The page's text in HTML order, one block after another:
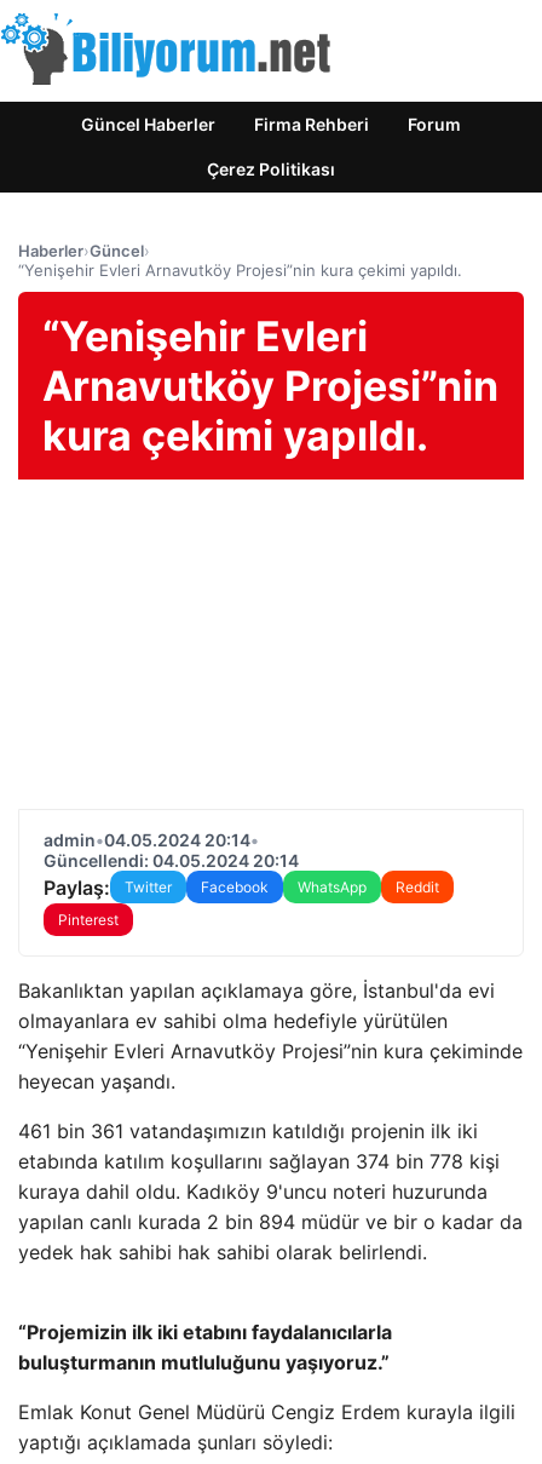
Güncel Haberler Firma Rehberi Forum
Çerez Politikası
Haberler›Güncel›
“Yenişehir Evleri Arnavutköy Projesi”nin kura çekimi yapıldı.
“Yenişehir Evleri
Arnavutköy Projesi”nin
kura çekimi yapıldı.
admin•04.05.2024 20:14•
Güncellendi: 04.05.2024 20:14
Paylaş: Twitter Facebook WhatsApp
Reddit
Pinterest
Bakanlıktan yapılan açıklamaya göre, İstanbul'da evi
olmayanlara ev sahibi olma hedefiyle yürütülen
“Yenişehir Evleri Arnavutköy Projesi”nin kura çekiminde
heyecan yaşandı.
461 bin 361 vatandaşımızın katıldığı projenin ilk iki
etabında katılım koşullarını sağlayan 374 bin 778 kişi
kuraya dahil oldu. Kadıköy 9'uncu noteri huzurunda
yapılan canlı kurada 2 bin 894 müdür ve bir o kadar da
yedek hak sahibi hak sahibi olarak belirlendi.
“Projemizin ilk iki etabını faydalanıcılarla
buluşturmanın mutluluğunu yaşıyoruz.”
Emlak Konut Genel Müdürü Cengiz Erdem kurayla ilgili
yaptığı açıklamada şunları söyledi: